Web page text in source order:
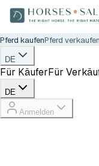
Pferd kaufenPferd verkaufen
DE
Für KäuferFür
DE
Anmelden